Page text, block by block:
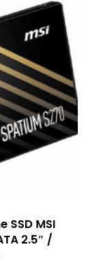
SSD MSI
2.5″ /